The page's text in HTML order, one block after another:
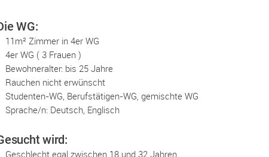
WG:
11m² Zimmer in 4er WG
4er WG ( 3 Frauen )
Bewohneralter: bis 25 Jahre
Rauchen nicht erwünscht
Studenten-WG, Berufstätigen-WG, gemischte WG
Sprache/n: Deutsch, Englisch
wird:
Geschlecht egal zwischen 18 und 32 Jahren